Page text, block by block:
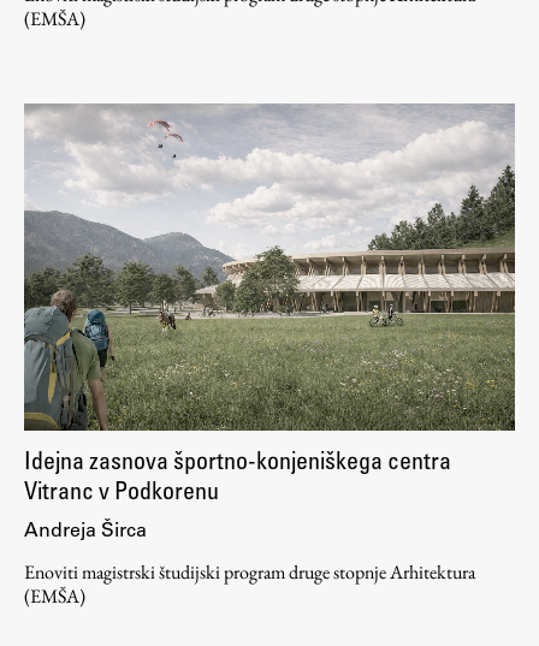
Mednarodne izmenjave
Študijske prakse
Spletna učilnica
ŠIS (SI)
ŠIS (EN)
Aktualno
Obvestila
Novice
Koledar dogodkov
Program dela
(EMŠA)
Idejna zasnova športno-konjeniškega centra
Vitranc v Podkorenu
Andreja Širca
Enoviti magistrski študijski program druge stopnje Arhitektura
(EMŠA)